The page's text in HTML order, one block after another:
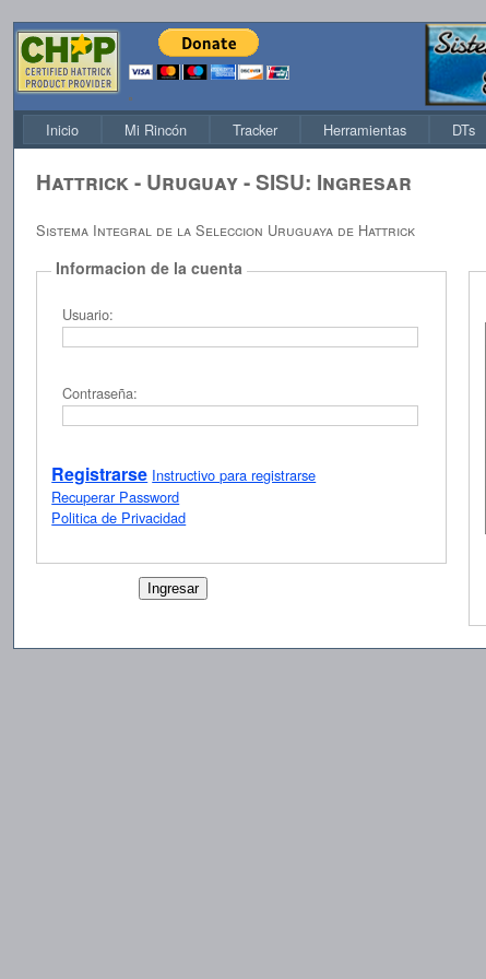
Inicio Mi Rincón Tracker Herramientas DTs
Hattrick - Uruguay - SISU: Ingresar
Sistema Integral de la Seleccion Uruguaya de Hattrick
Informacion de la cuenta
Usuario:
Contraseña:
Registrarse Instructivo para registrarse
Recuperar Password
Politica de Privacidad